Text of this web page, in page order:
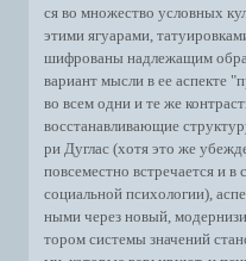
ся во множество условных
этими ягуарами,
шифрованы надлежащим
вариант мысли в ее аспекте
во всем одни и те же
восстанавливающие
ри Дуглас (хотя это же
повсеместно встречается и
социальной психологии),
ными через новый,
тором системы значений